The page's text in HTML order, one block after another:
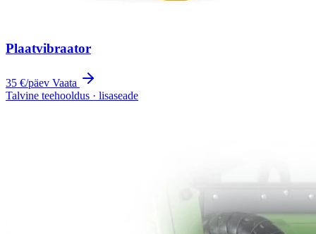
Plaatvibraator
35 €/päev Vaata
Talvine teehooldus · lisaseade